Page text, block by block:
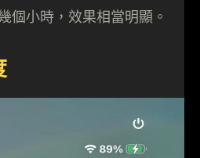
個小時，效果相當明顯。